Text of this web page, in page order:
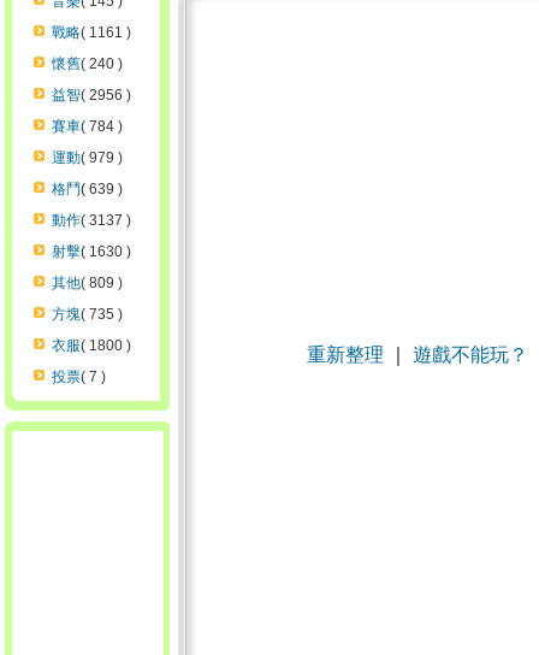
戰略( 1161 )
懷舊( 240 )
益智( 2956 )
賽車( 784 )
運動( 979 )
格鬥( 639 )
動作( 3137 )
射擊( 1630 )
其他( 809 )
方塊( 735 )
衣服( 1800 )
投票( 7 )
重新整理 遊戲不能玩？